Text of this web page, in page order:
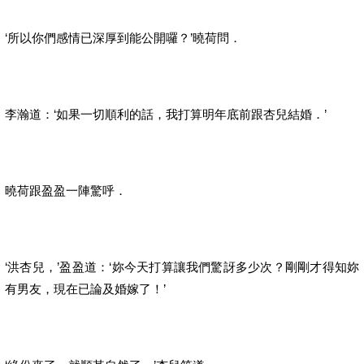
‘所以你們感情已深厚到能公開囉？’曉荷問．
李瀚道：‘如果一切順利的話，我打算明年底前跟杏兒結婚．’
曉荷跟盈盈一陣驚呼．
‘洪杏兒，’盈盈道：‘妳今天打算讓我們驚訝多少次？剛剛才得知妳
有男友，現在已論及婚嫁了！’